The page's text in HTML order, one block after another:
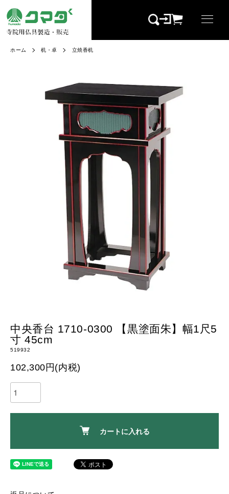
ホーム 机・卓 立焼香机
中央香台 1710-0300 【黒塗面朱】幅1尺5
寸 45cm
519932
102,300円(内税)
カートに入れる